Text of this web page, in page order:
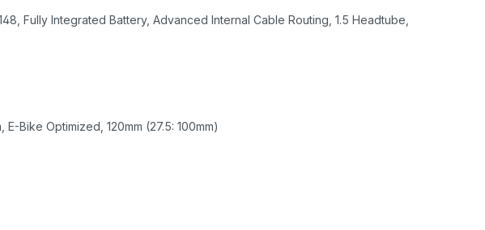
Fully Integrated Battery, Advanced Internal Cable Routing, 1.5 Headtube,
Bike Optimized, 120mm (27.5: 100mm)